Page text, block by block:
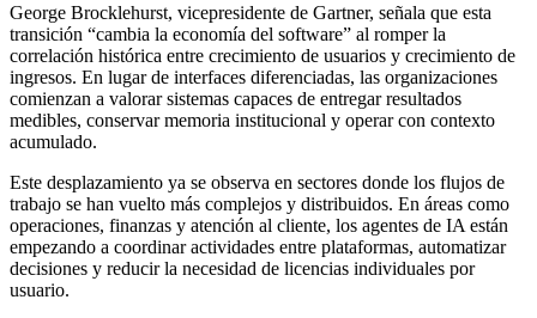
George Brocklehurst, vicepresidente de Gartner, señala que esta
transición “cambia la economía del software” al romper la
correlación histórica entre crecimiento de usuarios y crecimiento de
ingresos. En lugar de interfaces diferenciadas, las organizaciones
comienzan a valorar sistemas capaces de entregar resultados
medibles, conservar memoria institucional y operar con contexto
acumulado.
Este desplazamiento ya se observa en sectores donde los flujos de
trabajo se han vuelto más complejos y distribuidos. En áreas como
operaciones, finanzas y atención al cliente, los agentes de IA están
empezando a coordinar actividades entre plataformas, automatizar
decisiones y reducir la necesidad de licencias individuales por
usuario.